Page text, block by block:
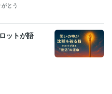
規約相談
談
とう
ットが語